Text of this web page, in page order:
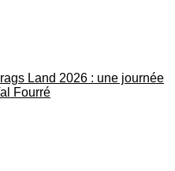
Land 2026 : une journée
Fourré